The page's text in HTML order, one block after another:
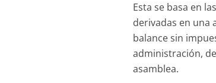
Esta se basa en
derivadas en una
balance sin
administración,
asamblea.